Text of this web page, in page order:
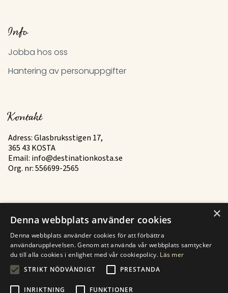
Info
Jobba hos oss
Hantering av personuppgifter
Kontakt
Adress: Glasbruksstigen 17,
365 43 KOSTA
Email: info@destinationkosta.se
Org. nr: 556699-2565
Mer
Historia
Kontakt
Finden Sie zu Kosten
×
Denna webbplats använder cookies
Denna webbplats använder cookies för att förbättra
användarupplevelsen. Genom att använda vår webbplats samtycker
du till alla cookies i enlighet med vår cookiepolicy. Läs mer
STRIKT NÖDVÄNDIGT
PRESTANDA
INRIKTNING FUNKTIONER